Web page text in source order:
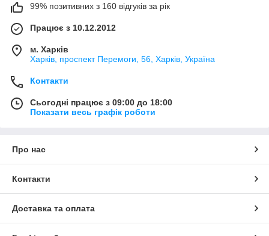
99% позитивних з 160 відгуків за рік
Працює з 10.12.2012
м. Харків
Харків, проспект Перемоги, 56, Харків, Україна
Контакти
Сьогодні працює з 09:00 до 18:00
Показати весь графік роботи
Про нас
Контакти
Доставка та оплата